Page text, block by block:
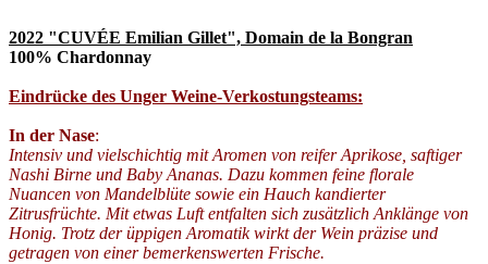
2022 "CUVÉE Emilian Gillet", Domain de la Bongran
100% Chardonnay
Eindrücke des Unger Weine-Verkostungsteams:
In der Nase:
Intensiv und vielschichtig mit Aromen von reifer Aprikose, saftiger
Nashi Birne und Baby Ananas. Dazu kommen feine florale
Nuancen von Mandelblüte sowie ein Hauch kandierter
Zitrusfrüchte. Mit etwas Luft entfalten sich zusätzlich Anklänge von
Honig. Trotz der üppigen Aromatik wirkt der Wein präzise und
getragen von einer bemerkenswerten Frische.